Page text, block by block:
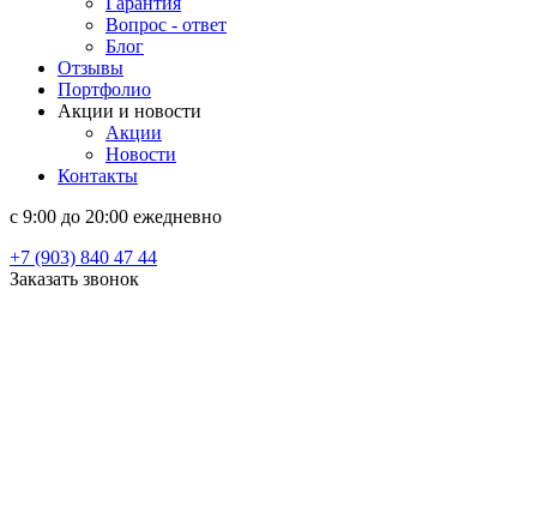
Вопрос - ответ
Блог
Отзывы
Портфолио
Акции и новости
Акции
Новости
Контакты
c 9:00 до 20:00 ежедневно
+7 (903) 840 47 44
Заказать звонок